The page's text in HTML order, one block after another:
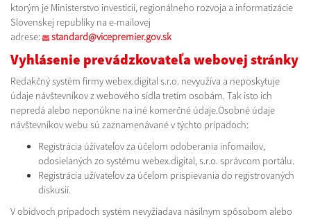
ktorým je Ministerstvo investícií, regionálneho rozvoja a informatizácie
Slovenskej republiky na e-mailovej
adrese:
standard@vicepremier.gov.sk
Vyhlásenie prevádzkovateľa webovej stránky
Redakčný systém firmy webex.digital s.r.o. nevyužíva a neposkytuje
údaje návštevníkov z webového sídla tretím osobám. Tak isto ich
nepredá alebo neponúkne na iné komerčné údaje.Osobné údaje
návštevníkov webu sú zaznamenávané v týchto prípadoch:
Registrácia úžívateľov za účelom odoberania infomailov,
odosielaných zo systému webex.digital, s.r.o. správcom portálu.
Registrácia užívateľov za účelom prispievania do registrovaných
diskusií.
V obidvoch prípadoch systém nevyžiadava násilnym spôsobom alebo